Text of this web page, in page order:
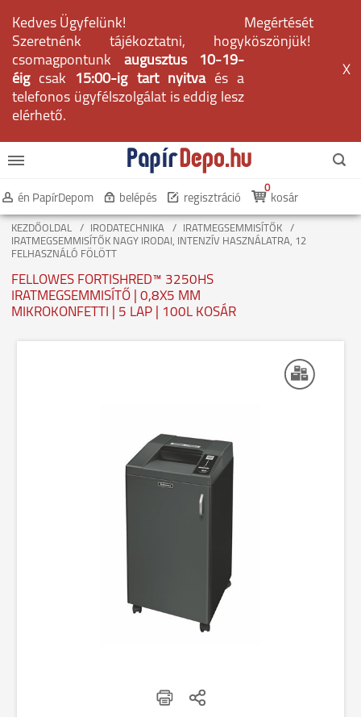
Kedves Ügyfelünk!
Szeretnénk tájékoztatni, hogy
csomagpontunk augusztus 10-19-
éig csak 15:00-ig tart nyitvaés a
telefonos ügyfélszolgálat is eddig lesz
elérhető.
Megértését
köszönjük!
X
én PapírDepom belépés regisztráció kosár
0
KEZDŐOLDAL IRODATECHNIKA
IRATMEGSEMMISÍTŐK
IRATMEGSEMMISÍTŐK NAGY IRODAI, INTENZÍV HASZNÁLATRA, 12
FELHASZNÁLÓ FÖLÖTT
FELLOWES FORTISHRED™ 3250HS
IRATMEGSEMMISÍTŐ | 0,8X5 MM
MIKROKONFETTI | 5 LAP | 100L KOSÁR